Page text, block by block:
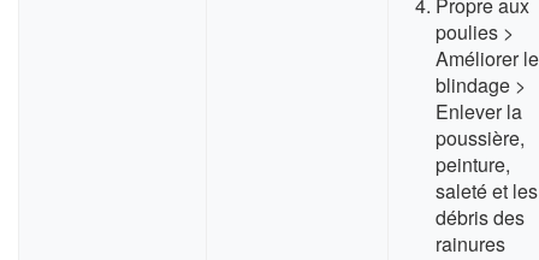
Propre aux
poulies >
Améliorer le
blindage >
Enlever la
poussière,
peinture,
saleté et les
débris des
rainures